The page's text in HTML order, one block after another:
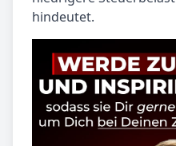
hindeutet.